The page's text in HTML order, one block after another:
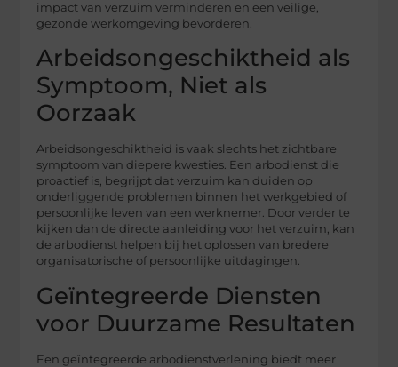
impact van verzuim verminderen en een veilige,
gezonde werkomgeving bevorderen.
Arbeidsongeschiktheid als
Symptoom, Niet als
Oorzaak
Arbeidsongeschiktheid is vaak slechts het zichtbare
symptoom van diepere kwesties. Een arbodienst die
proactief is, begrijpt dat verzuim kan duiden op
onderliggende problemen binnen het werkgebied of
persoonlijke leven van een werknemer. Door verder te
kijken dan de directe aanleiding voor het verzuim, kan
de arbodienst helpen bij het oplossen van bredere
organisatorische of persoonlijke uitdagingen.
Geïntegreerde Diensten
voor Duurzame Resultaten
Een geïntegreerde arbodienstverlening biedt meer